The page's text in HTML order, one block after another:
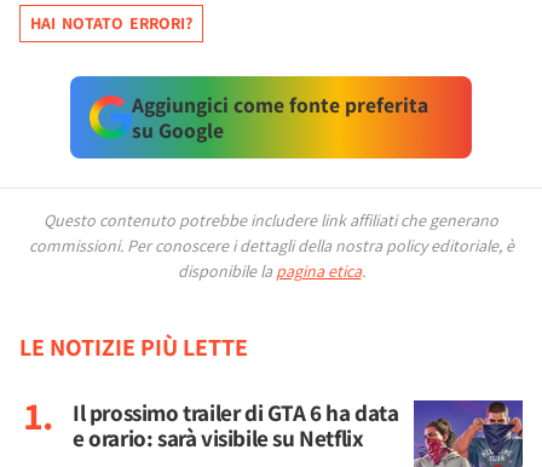
HAI NOTATO ERRORI?
Aggiungici come fonte preferita
su Google
Questo contenuto potrebbe includere link affiliati che generano
commissioni. Per conoscere i dettagli della nostra policy editoriale, è
disponibile la pagina etica.
LE NOTIZIE PIÙ LETTE
Il prossimo trailer di GTA 6 ha data
e orario: sarà visibile su Netflix